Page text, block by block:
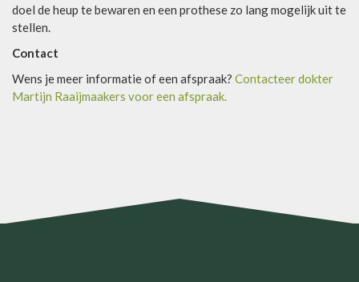
doel de heup te bewaren en een prothese zo lang mogelijk uit te
stellen.
Contact
Wens je meer informatie of een afspraak? Contacteer dokter
Martijn Raaijmaakers voor een afspraak.